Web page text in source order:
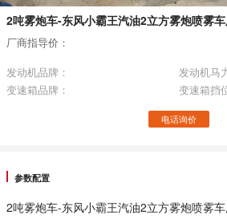
2吨雾炮车-东风小霸王汽油2立方雾炮喷雾
厂商指导价：
发动机品牌：
发动机马
变速箱品牌：
变速箱挡
电话询价
参数配置
2吨雾炮车-东风小霸王汽油2立方雾炮喷雾